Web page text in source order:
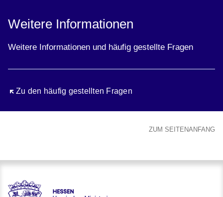
Weitere Informationen
Weitere Informationen und häufig gestellte Fragen
Zu den häufig gestellten Fragen
Öffnet sich in einem neuen Fenster
ZUM SEITENANFANG